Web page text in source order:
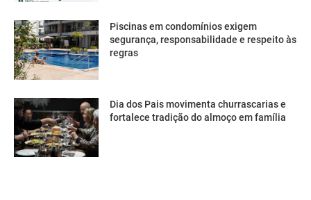
Piscinas em condomínios exigem
segurança, responsabilidade e respeito às
regras
Dia dos Pais movimenta churrascarias e
fortalece tradição do almoço em família